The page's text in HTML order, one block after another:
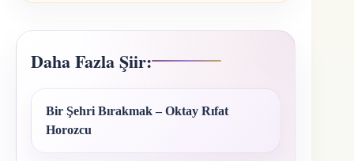
Daha Fazla Şiir:
Bir Şehri Bırakmak – Oktay Rıfat
Horozcu